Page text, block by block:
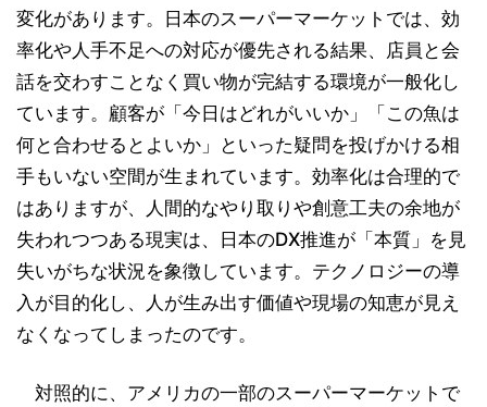
変化があります。日本のスーパーマーケットでは、効
率化や人手不足への対応が優先される結果、店員と会
話を交わすことなく買い物が完結する環境が一般化し
ています。顧客が「今日はどれがいいか」「この魚は
何と合わせるとよいか」といった疑問を投げかける相
手もいない空間が生まれています。効率化は合理的で
はありますが、人間的なやり取りや創意工夫の余地が
失われつつある現実は、日本のDX推進が「本質」を見
失いがちな状況を象徴しています。テクノロジーの導
入が目的化し、人が生み出す価値や現場の知恵が見え
なくなってしまったのです。
対照的に、アメリカの一部のスーパーマーケットで